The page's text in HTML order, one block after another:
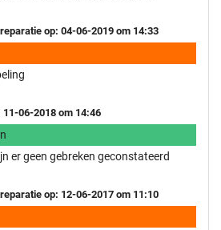
op: 04-06-2019 om 14:33
06-2018 om 14:46
er geen gebreken geconstateerd
op: 12-06-2017 om 11:10